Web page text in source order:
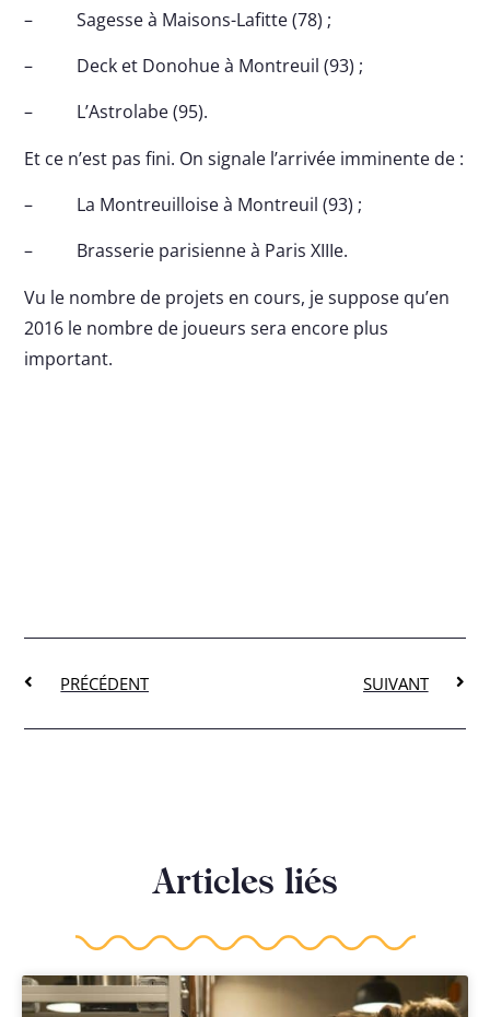
– Sagesse à Maisons-Lafitte (78) ;
– Deck et Donohue à Montreuil (93) ;
– L’Astrolabe (95).
Et ce n’est pas fini. On signale l’arrivée imminente de :
– La Montreuilloise à Montreuil (93) ;
– Brasserie parisienne à Paris XIIIe.
Vu le nombre de projets en cours, je suppose qu’en
2016 le nombre de joueurs sera encore plus
important.
PRÉCÉDENT SUIVANT
Articles liés